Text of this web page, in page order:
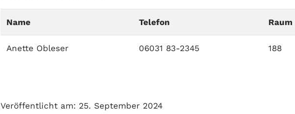
Name Telefon Raum
Anette Obleser 06031 83-2345 188
Veröffentlicht am: 25. September 2024